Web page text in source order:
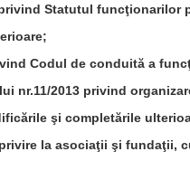
Statutul funcţionarilor
de conduită a
2013 privind
şi completările
la asociaţii şi fundaţii, cu